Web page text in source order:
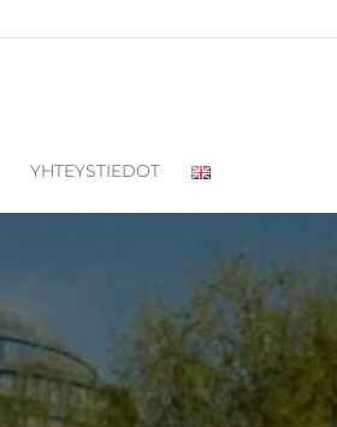
YHTEYSTIEDOT